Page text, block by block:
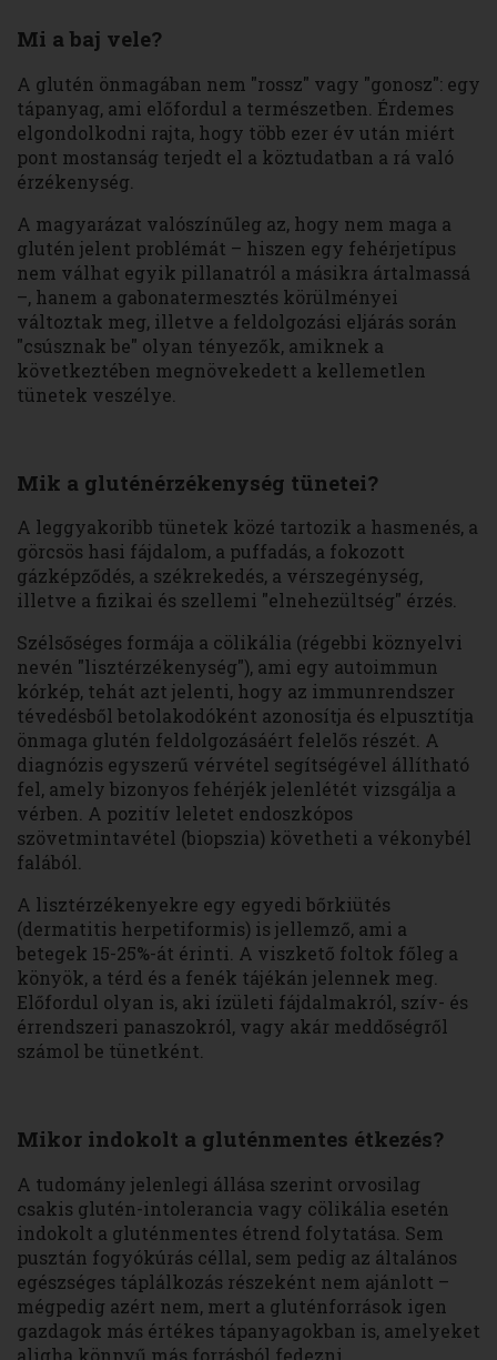
Mi a baj vele?
A glutén önmagában nem "rossz" vagy "gonosz": egy
tápanyag, ami előfordul a természetben. Érdemes
elgondolkodni rajta, hogy több ezer év után miért
pont mostanság terjedt el a köztudatban a rá való
érzékenység.
A magyarázat valószínűleg az, hogy nem maga a
glutén jelent problémát – hiszen egy fehérjetípus
nem válhat egyik pillanatról a másikra ártalmassá
–, hanem a gabonatermesztés körülményei
változtak meg, illetve a feldolgozási eljárás során
"csúsznak be" olyan tényezők, amiknek a
következtében megnövekedett a kellemetlen
tünetek veszélye.
Mik a gluténérzékenység tünetei?
A leggyakoribb tünetek közé tartozik a hasmenés, a
görcsös hasi fájdalom, a puffadás, a fokozott
gázképződés, a székrekedés, a vérszegénység,
illetve a fizikai és szellemi "elnehezültség" érzés.
Szélsőséges formája a cölikália (régebbi köznyelvi
nevén "lisztérzékenység"), ami egy autoimmun
kórkép, tehát azt jelenti, hogy az immunrendszer
tévedésből betolakodóként azonosítja és elpusztítja
önmaga glutén feldolgozásáért felelős részét. A
diagnózis egyszerű vérvétel segítségével állítható
fel, amely bizonyos fehérjék jelenlétét vizsgálja a
vérben. A pozitív leletet endoszkópos
szövetmintavétel (biopszia) követheti a vékonybél
falából.
A lisztérzékenyekre egy egyedi bőrkiütés
(dermatitis herpetiformis) is jellemző, ami a
betegek 15-25%-át érinti. A viszkető foltok főleg a
könyök, a térd és a fenék tájékán jelennek meg.
Előfordul olyan is, aki ízületi fájdalmakról, szív- és
érrendszeri panaszokról, vagy akár meddőségről
számol be tünetként.
Mikor indokolt a gluténmentes étkezés?
A tudomány jelenlegi állása szerint orvosilag
csakis glutén-intolerancia vagy cölikália esetén
indokolt a gluténmentes étrend folytatása. Sem
pusztán fogyókúrás céllal, sem pedig az általános
egészséges táplálkozás részeként nem ajánlott –
mégpedig azért nem, mert a gluténforrások igen
gazdagok más értékes tápanyagokban is, amelyeket
aligha könnyű más forrásból fedezni.